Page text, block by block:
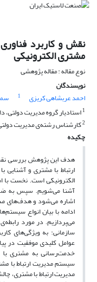
نقش و کاربرد
مشتری الکترونیکی
نوع مقاله : مقاله پژوهشی
نویسندگان
احمد عربشاهی کریزی
1
1استادیار گروه مدیریت دولتی،
2کارشناس رشته‌ی مدیریت دولتی،
چکیده
هدف این پژوهش بررسی
ارتباط با مشتری و آشنایی
الکترونیکی است. نخست با
اشاره می‌شود و هدف‌های
می‌پردازیم. در مورد
سیستم مدیریت ارتباط با